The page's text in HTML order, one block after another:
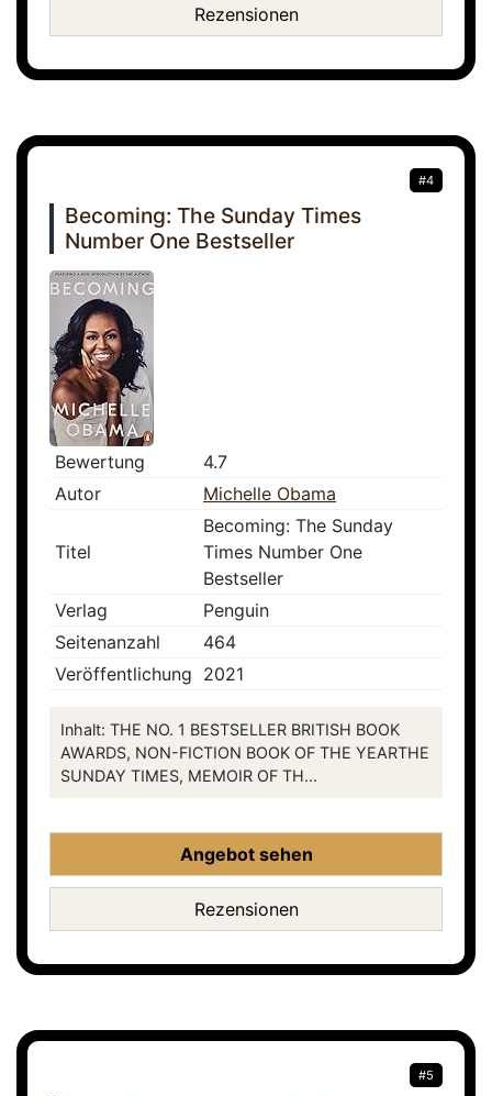
Rezensionen
#4
Becoming: The Sunday Times
Number One Bestseller
Bewertung
4.7
Autor
Michelle Obama
Titel
Becoming: The Sunday
Times Number One
Bestseller
Verlag
Penguin
Seitenanzahl
464
Veröffentlichung 2021
Inhalt: THE NO. 1 BESTSELLER BRITISH BOOK
AWARDS, NON-FICTION BOOK OF THE YEARTHE
SUNDAY TIMES, MEMOIR OF TH...
Angebot sehen
Rezensionen
#5